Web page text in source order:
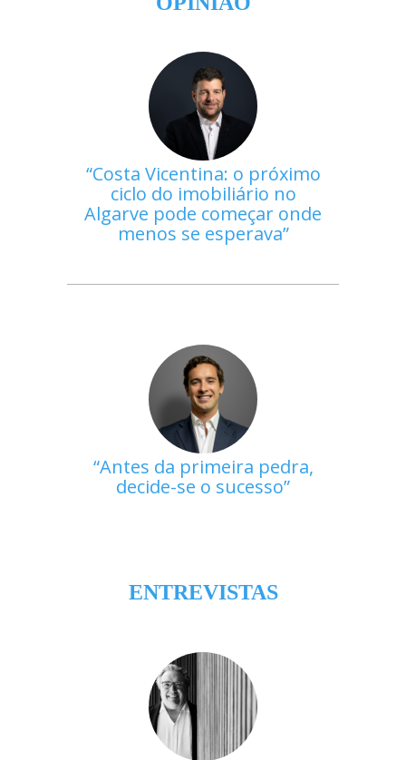
Costa Vicentina: o próximo
ciclo do imobiliário no
Algarve pode começar onde
menos se esperava
Antes da primeira pedra,
decide-se o sucesso
ENTREVISTAS